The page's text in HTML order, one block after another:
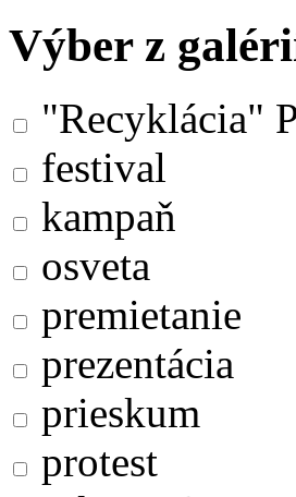
Výber z
"Recyklácia"
festival
kampaň
osveta
premietanie
prezentácia
prieskum
protest